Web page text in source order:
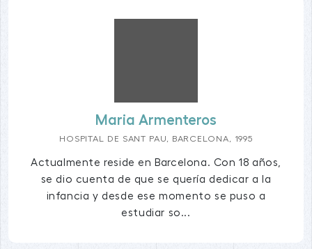
Maria Armenteros
HOSPITAL DE SANT PAU, BARCELONA, 1995
Actualmente reside en Barcelona. Con 18 años,
se dio cuenta de que se quería dedicar a la
infancia y desde ese momento se puso a
estudiar so...